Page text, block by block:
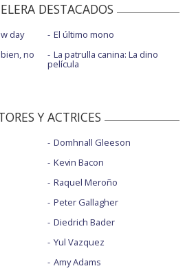
DESTACADOS
day
no
El último mono
La patrulla canina: La dino
película
Y ACTRICES
Domhnall Gleeson
Kevin Bacon
Raquel Meroño
Peter Gallagher
Diedrich Bader
Yul Vazquez
Amy Adams